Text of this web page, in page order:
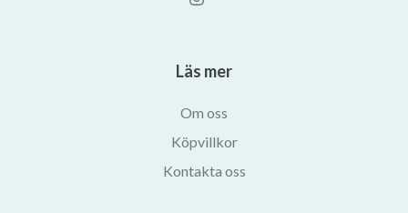
Läs mer
Om oss
Köpvillkor
Kontakta oss